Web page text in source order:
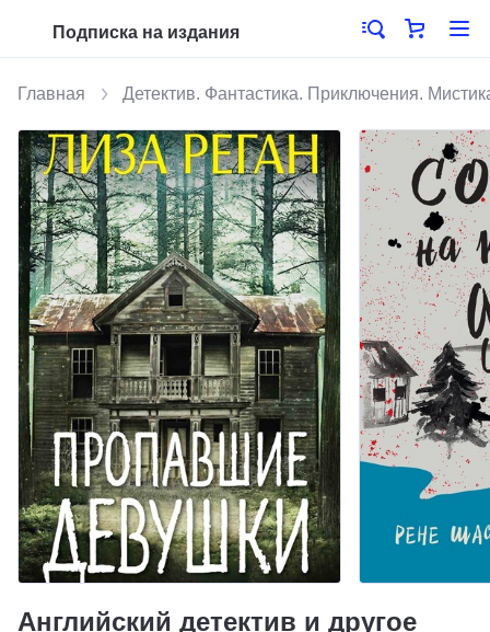
Подписка на издания
Главная Детектив. Фантастика. Приключения.
Английский детектив и другое